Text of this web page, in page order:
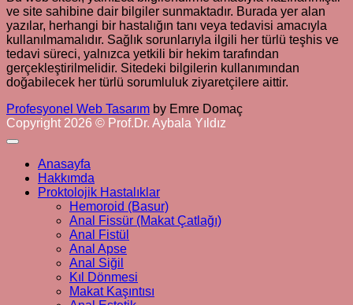
ve site sahibine dair bilgiler sunmaktadır. Burada yer alan
yazılar, herhangi bir hastalığın tanı veya tedavisi amacıyla
kullanılmamalıdır. Sağlık sorunlarıyla ilgili her türlü teşhis ve
tedavi süreci, yalnızca yetkili bir hekim tarafından
gerçekleştirilmelidir. Sitedeki bilgilerin kullanımından
doğabilecek her türlü sorumluluk ziyaretçilere aittir.
Profesyonel Web Tasarım by Emre Domaç
Copyright 2026 © Prof.Dr. Aybala Yıldız
Anasayfa
Hakkımda
Proktolojik Hastalıklar
Hemoroid (Basur)
Anal Fissür (Makat Çatlağı)
Anal Fistül
Anal Apse
Anal Siğil
Kıl Dönmesi
Makat Kaşıntısı